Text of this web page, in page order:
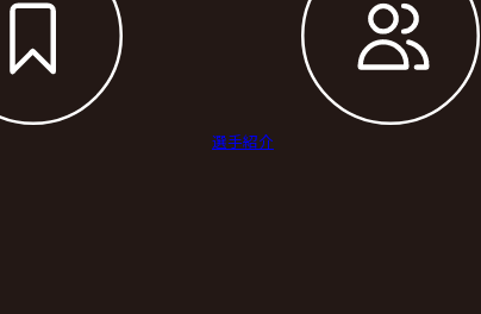
選手紹介